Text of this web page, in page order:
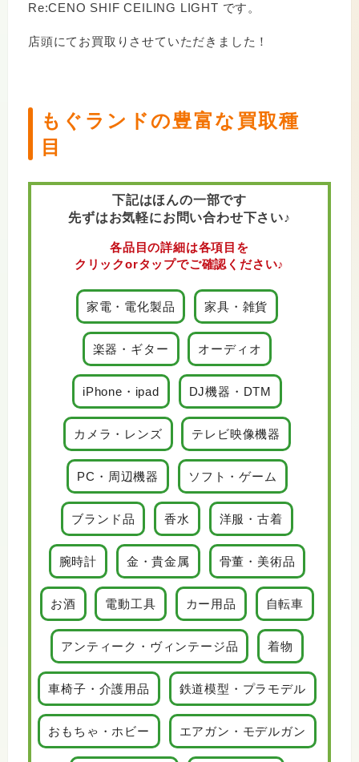
Re:CENO SHIF CEILING LIGHT です。
店頭にてお買取りさせていただきました！
もぐランドの豊富な買取種
目
下記はほんの一部です
先ずはお気軽にお問い合わせ下さい♪
各品目の詳細は各項目を
クリックorタップでご確認ください♪
家電・電化製品 家具・雑貨
楽器・ギター オーディオ
iPhone・ipad DJ機器・DTM
カメラ・レンズ テレビ映像機器
PC・周辺機器 ソフト・ゲーム
ブランド品 香水 洋服・古着
腕時計 金・貴金属 骨董・美術品
お酒 電動工具 カー用品 自転車
アンティーク・ヴィンテージ品 着物
車椅子・介護用品 鉄道模型・プラモデル
おもちゃ・ホビー エアガン・モデルガン